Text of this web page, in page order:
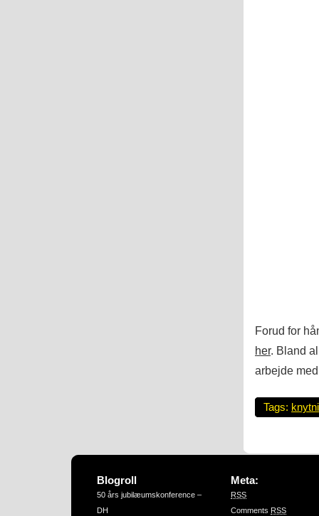
Forud for
her. Bland
arbejde
Tags:
Blogroll
50 års jubilæumskonference –
DH
Meta:
RSS
Comments RSS